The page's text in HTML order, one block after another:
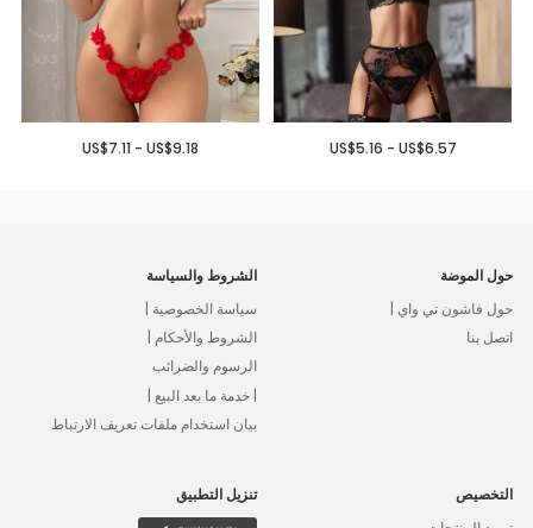
US$5.16 - US$6.57
US$7.11 - US$9.18
حول الموضة
حول فاشون تي واي |
اتصل بنا
الشروط والسياسة
سياسة الخصوصية |
الشروط والأحكام |
الرسوم والضرائب
| خدمة ما بعد البيع |
بيان استخدام ملفات تعريف الارتباط
التخصيص تنزيل التطبيق